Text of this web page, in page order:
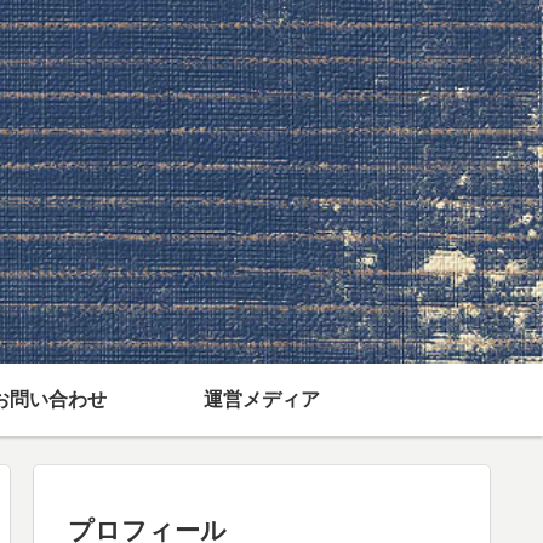
問い合わせ 運営メディア
プロフィール